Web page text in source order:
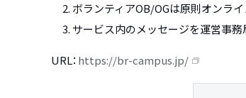
ボランティアOB/OGは原則オンラ
サービス内のメッセージを運営事
URL： https://br-campus.jp/